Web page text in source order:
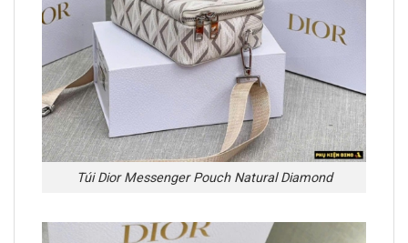
Túi Dior Messenger Pouch Natural Diamond